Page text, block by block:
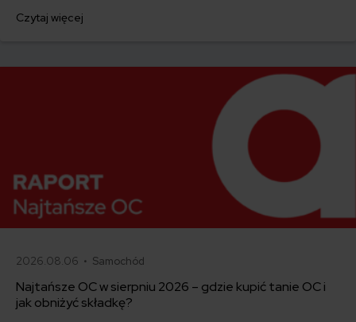
ofertę lub zdecydowałeś się sprzedać samochód w trakcie trwania
Czytaj więcej
2026.08.06 • Samochód
Najtańsze OC w sierpniu 2026 – gdzie kupić tanie OC i
jak obniżyć składkę?